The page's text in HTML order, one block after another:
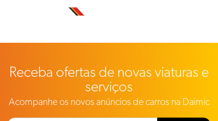
Receba ofertas de novas viaturas e
serviços
Acompanhe os novos anúncios de carros na Daimic